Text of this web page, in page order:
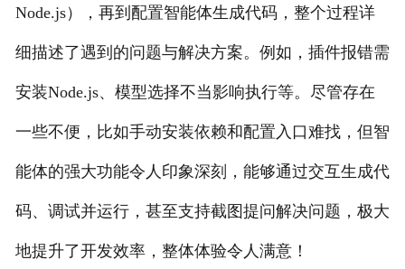
Node.js），再到配置智能体生成代码，整个过程详
细描述了遇到的问题与解决方案。例如，插件报错需
安装Node.js、模型选择不当影响执行等。尽管存在
一些不便，比如手动安装依赖和配置入口难找，但智
能体的强大功能令人印象深刻，能够通过交互生成代
码、调试并运行，甚至支持截图提问解决问题，极大
地提升了开发效率，整体体验令人满意！